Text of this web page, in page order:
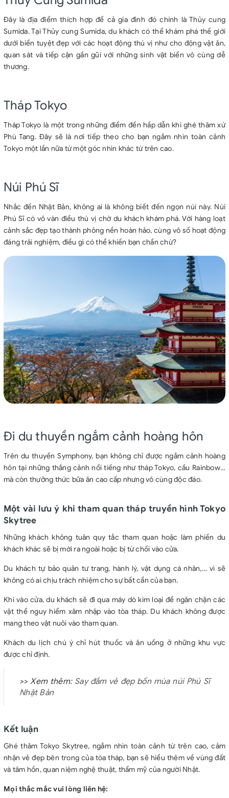
Đây là địa điểm thích hợp để cả gia đình đó chính là Thủy cung
Sumida. Tại Thủy cung Sumida, du khách có thể khám phá thế giới
dưới biển tuyệt đẹp với các hoạt động thú vị như cho động vật ăn,
quan sát và tiếp cận gần gũi với những sinh vật biển vô cùng dễ
thương.
Tháp Tokyo
Tháp Tokyo là một trong những điểm đến hấp dẫn khi ghé thăm xứ
Phù Tang. Đây sẽ là nơi tiếp theo cho bạn ngắm nhìn toàn cảnh
Tokyo một lần nữa từ một góc nhìn khác từ trên cao.
Núi Phú Sĩ
Nhắc đến Nhật Bản, không ai là không biết đến ngọn núi này. Núi
Phú Sĩ có vô vàn điều thú vị chờ du khách khám phá. Với hàng loạt
cảnh sắc đẹp tạo thành phông nền hoàn hảo, cùng vô số hoạt động
đáng trải nghiệm, điều gì có thể khiến bạn chần chừ?
Đi du thuyền ngắm cảnh hoàng hôn
Trên du thuyền Symphony, bạn không chỉ được ngắm cảnh hoàng
hôn tại những thắng cảnh nổi tiếng như tháp Tokyo, cầu Rainbow…
mà còn thưởng thức bữa ăn cao cấp nhưng vô cùng độc đáo.
Một vài lưu ý khi tham quan tháp truyền hình Tokyo
Skytree
Những khách không tuân quy tắc tham quan hoặc làm phiền du
khách khác sẽ bị mời ra ngoài hoặc bị từ chối vào cửa.
Du khách tự bảo quản tư trang, hành lý, vật dụng cá nhân,… vì sẽ
không có ai chịu trách nhiệm cho sự bất cẩn của bạn.
Khi vào cửa, du khách sẽ đi qua máy dò kim loại để ngăn chặn các
vật thể nguy hiểm xâm nhập vào tòa tháp. Du khách không được
mang theo vật nuôi vào tham quan.
Khách du lịch chú ý chỉ hút thuốc và ăn uống ở những khu vực
được chỉ định.
>> Xem thêm: Say đắm vẻ đẹp bốn mùa núi Phú Sĩ
Nhật Bản
Kết luận
Ghé thăm Tokyo Skytree, ngắm nhìn toàn cảnh từ trên cao, cảm
nhận vẻ đẹp bên trong của tòa tháp, bạn sẽ hiểu thêm về vùng đất
và tâm hồn, quan niệm nghệ thuật, thẩm mỹ của người Nhật.
Mọi thắc mắc vui lòng liên hệ: